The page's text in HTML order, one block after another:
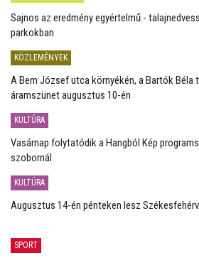
Sajnos az eredmény egyértelmű -
parkokban
KÖZLEMÉNYEK
A Bem József utca környékén, a Bartók Béla
áramszünet augusztus 10-én
KULTÚRA
Vasárnap folytatódik a Hangból Kép
szobornál
KULTÚRA
Augusztus 14-én pénteken lesz
SPORT